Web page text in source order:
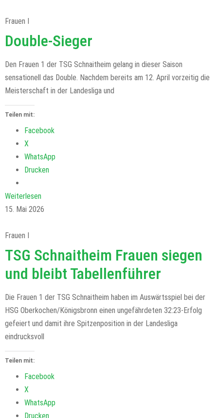
Frauen I
Double-Sieger
Den Frauen 1 der TSG Schnaitheim gelang in dieser Saison
sensationell das Double. Nachdem bereits am 12. April vorzeitig die
Meisterschaft in der Landesliga und
Teilen mit:
Facebook
X
WhatsApp
Drucken
Weiterlesen
15. Mai 2026
Frauen I
TSG Schnaitheim Frauen siegen
und bleibt Tabellenführer
Die Frauen 1 der TSG Schnaitheim haben im Auswärtsspiel bei der
HSG Oberkochen/Königsbronn einen ungefährdeten 32:23-Erfolg
gefeiert und damit ihre Spitzenposition in der Landesliga
eindrucksvoll
Teilen mit:
Facebook
X
WhatsApp
Drucken